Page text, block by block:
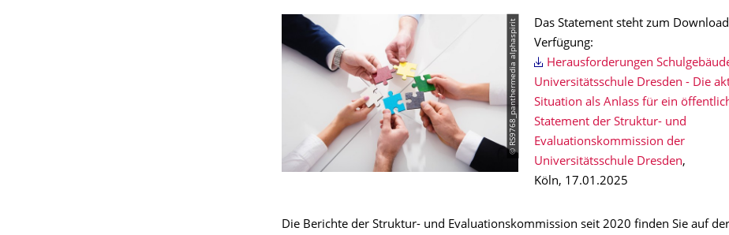
© RS9768_panthermedia alphaspirit
Das Statement steht zum
Verfügung:
Herausforderungen
Universitätsschule Dresden - Die
Situation als Anlass für ein
Statement der Struktur- und
Evaluationskommission der
Universitätsschule Dresden,
Köln, 17.01.2025
Die Berichte der Struktur- und Evaluationskommission seit 2020 finden Sie auf der